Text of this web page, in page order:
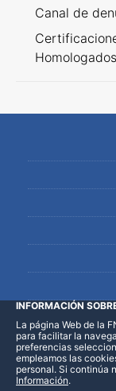
Canal de
Homologados
LinkedIn
INFORMACIÓN
La página Web de la
para facilitar la
preferencias
empleamos las
personal. Si continúa
Información.